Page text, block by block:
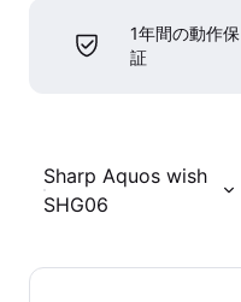
1年間の動作保
証
Sharp Aquos wish
SHG06